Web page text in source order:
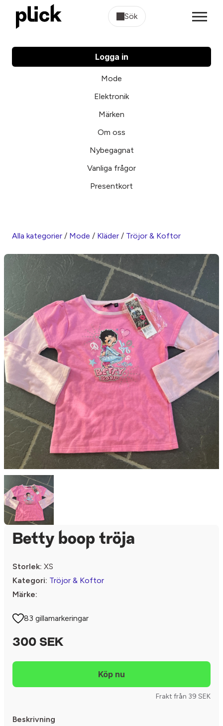
Sök
Logga in
Mode
Elektronik
Märken
Om oss
Nybegagnat
Vanliga frågor
Presentkort
Alla kategorier / Mode / Kläder / Tröjor & Koftor
Betty boop tröja
Storlek: XS
Kategori: Tröjor & Koftor
Märke:
83 gillamarkeringar
300 SEK
Frakt från 39 SEK
Beskrivning